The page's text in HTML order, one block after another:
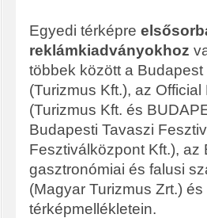
Egyedi térképre
reklámkiadványokhoz
többek között a
(Turizmus Kft.), az
(Turizmus Kft. és
Budapesti Tavaszi
Fesztiválközpont Kft.),
gasztronómiai és falusi
(Magyar Turizmus Zrt.)
térképmellékletein.